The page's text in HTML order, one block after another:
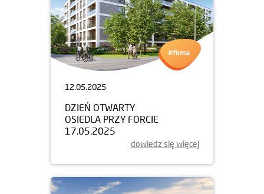
12.05.2025
DZIEŃ OTWARTY
OSIEDLA PRZY FORCIE
17.05.2025
dowiedz się więcej